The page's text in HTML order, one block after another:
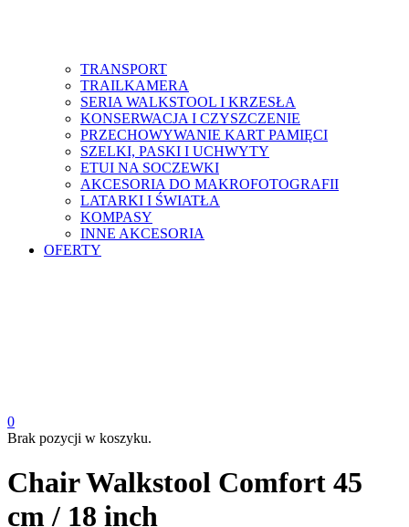
TRANSPORT
TRAILKAMERA
SERIA WALKSTOOL I KRZESŁA
KONSERWACJA I CZYSZCZENIE
PRZECHOWYWANIE KART PAMIĘCI
SZELKI, PASKI I UCHWYTY
ETUI NA SOCZEWKI
AKCESORIA DO MAKROFOTOGRAFII
LATARKI I ŚWIATŁA
KOMPASY
INNE AKCESORIA
OFERTY
0
Brak pozycji w koszyku.
Chair Walkstool Comfort 45
cm / 18 inch